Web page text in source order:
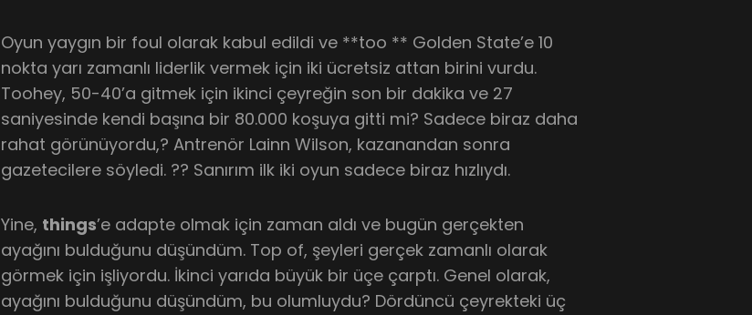
Oyun yaygın bir foul olarak kabul edildi ve **too ** Golden State’e 10
nokta yarı zamanlı liderlik vermek için iki ücretsiz attan birini vurdu.
Toohey, 50-40’a gitmek için ikinci çeyreğin son bir dakika ve 27
saniyesinde kendi başına bir 80.000 koşuya gitti mi? Sadece biraz daha
rahat görünüyordu,? Antrenör Lainn Wilson, kazanandan sonra
gazetecilere söyledi. ?? Sanırım ilk iki oyun sadece biraz hızlıydı.
Yine, things’e adapte olmak için zaman aldı ve bugün gerçekten
ayağını bulduğunu düşündüm. Top of, şeyleri gerçek zamanlı olarak
görmek için işliyordu. İkinci yarıda büyük bir üçe çarptı. Genel olarak,
ayağını bulduğunu düşündüm, bu olumluydu? Dördüncü çeyrekteki üç